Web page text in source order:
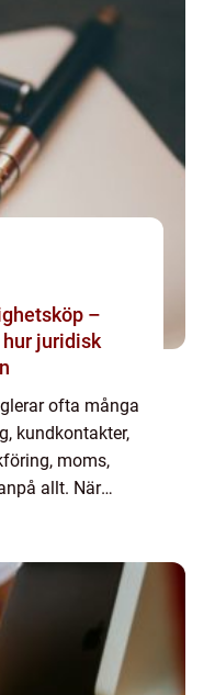
–
hur juridisk
ofta många
kundkontakter,
moms,
allt. När